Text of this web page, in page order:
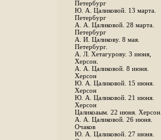
Петербург
Ю. А. Цаликовой. 13 марта.
Петербург
А. А. Цаликовой. 28 марта.
Петербург
А. И. Цаликову. 8 мая.
Петербург.
А. Л. Хетагурову. 3 июня,
Херсон.
А. А. Цаликовой. 8 июня.
Херсон
Ю. А. Цаликовой. 15 июня.
Херсон
Ю. А. Цаликовой. 21 июня.
Херсон
Цаликоаым. 22 июня. Херсон.
А. А. Цаликовой. 26 июня.
Очаков
Ю. А. Цаликовой. 27 июня.